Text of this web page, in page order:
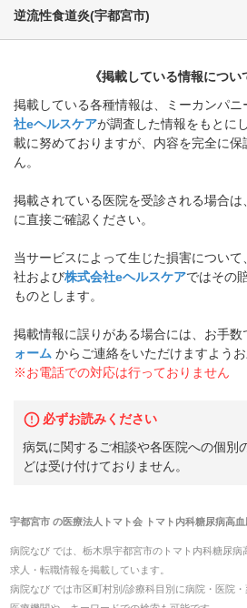
逆流性食道炎(宇都宮市)
《掲載している情報につい
掲載している各種情報は、ミーカンパニ
社eヘルスケアが調査した情報をもとに
載に努めておりますが、内容を完全に
ん。
掲載されている医院を受診される場合
に直接ご確認ください。
当サービスによって生じた損害につい
社および株式会社eヘルスケアではその
ものとします。
掲載情報に誤りがある場合には、お手数
ォーム からご連絡をいただけますようお
※お電話での対応は行っておりません
必ずお読みください
病気に関するご相談や各医院への個別
どは受け付けておりません。
宇都宮市の医療法人トマト会 トマト内科糖尿病高
病院なび では、 栃木県宇都宮市のトマト内科糖尿病
求人・転職情報を掲載しています。
病院なび では市区町村別/診療科目別に病院・医院